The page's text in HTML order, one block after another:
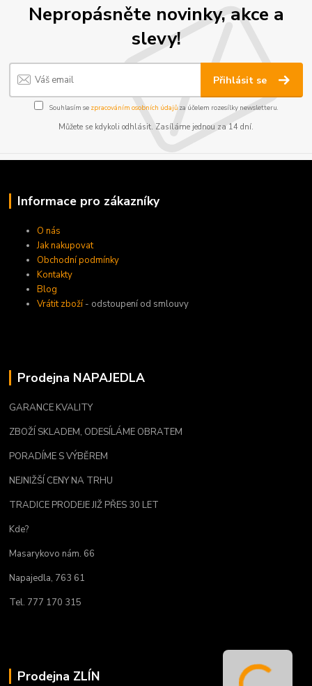
Nepropásněte novinky, akce a
slevy!
Přihlásit se
Souhlasím se zpracováním osobních údajůza účelem rozesílky newsletteru.
Můžete se kdykoli odhlásit. Zasíláme jednou za 14 dní.
Informace pro zákazníky
O nás
Jak nakupovat
Obchodní podmínky
Kontakty
Blog
Vrátit zboží- odstoupení od smlouvy
Prodejna NAPAJEDLA
GARANCE KVALITY
ZBOŽÍ SKLADEM, ODESÍLÁME OBRATEM
PORADÍME S VÝBĚREM
NEJNIŽŠÍ CENY NA TRHU
TRADICE PRODEJE JIŽ PŘES 30 LET
Kde?
Masarykovo nám. 66
Napajedla, 763 61
Tel. 777 170 315
Prodejna ZLÍN